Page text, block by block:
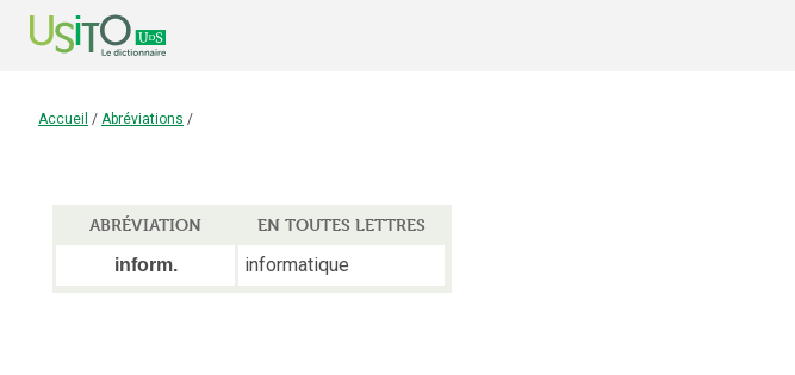
Accueil / Abréviations /
ABRÉVIATION
EN TOUTES LETTRES
inform.
informatique